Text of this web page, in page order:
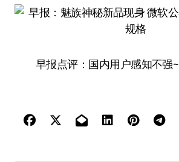
早报点评：国内用户感知不强~